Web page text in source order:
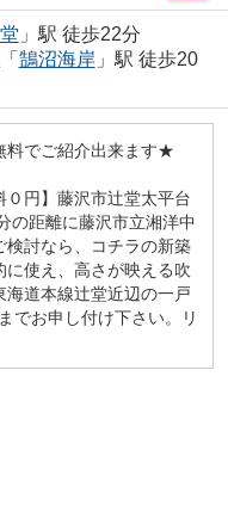
」駅 徒歩22分
「 鵠沼海岸 」駅 徒歩20
でご紹介出来ます★
０円】藤沢市辻堂太平台
距離に藤沢市立湘洋中
討なら、コチラの新築
使え、高さが映える吹
道本線辻堂近辺の一戸
でお申し付け下さい。リ